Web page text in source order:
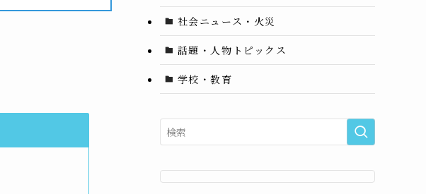
社会ニュース・火災
話題・人物トピックス
学校・教育